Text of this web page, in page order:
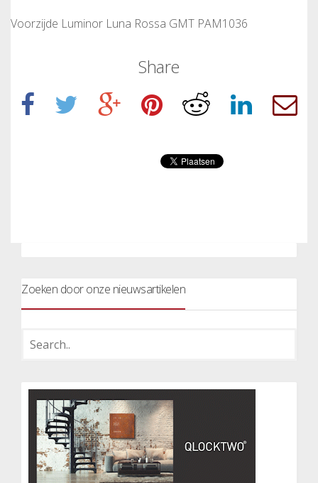
Voorzijde Luminor Luna Rossa GMT PAM1036
Share
Zoeken door onze nieuwsartikelen